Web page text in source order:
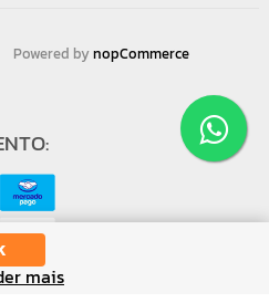
Powered bynopCommerce
mais